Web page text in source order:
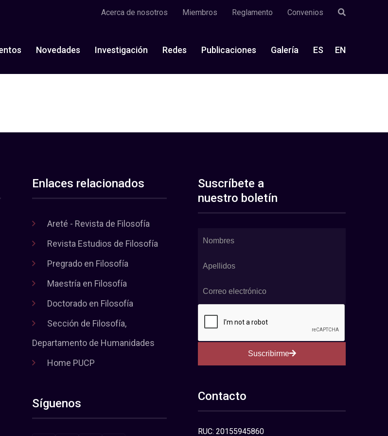
Acerca de nosotros Miembros Reglamento Convenios
Novedades Investigación Redes Publicaciones Galería ES EN
Enlaces relacionados
Areté - Revista de Filosofía
Revista Estudios de Filosofía
Pregrado en Filosofía
Maestría en Filosofía
Doctorado en Filosofía
Sección de Filosofía,
Departamento de Humanidades
Home PUCP
Síguenos
Suscríbete a
nuestro boletín
Suscribirme
Contacto
RUC: 20155945860